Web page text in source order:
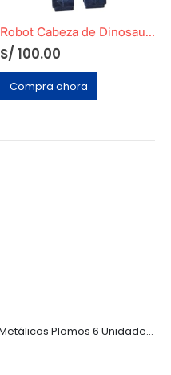
Robot Cabeza de Dinosaurio Decorativo
S/ 100.00
Compra ahora
Juego de Yases Metálicos Plomos 6 Unidades + Pelota de Goma (En Bolsita Lista para Regalar)